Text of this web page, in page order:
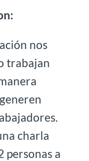
nos
trabajan
charla
personas a